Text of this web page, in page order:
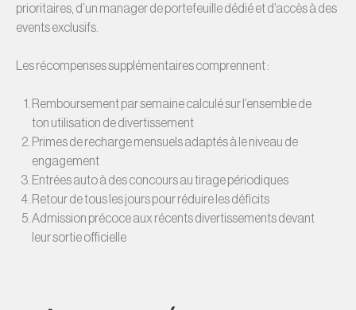
prioritaires, d’un manager de portefeuille dédié et d’accès à des
events exclusifs.
Les récompenses supplémentaires comprennent :
Remboursement par semaine calculé sur l’ensemble de
ton utilisation de divertissement
Primes de recharge mensuels adaptés à le niveau de
engagement
Entrées auto à des concours au tirage périodiques
Retour de tous les jours pour réduire les déficits
Admission précoce aux récents divertissements devant
leur sortie officielle